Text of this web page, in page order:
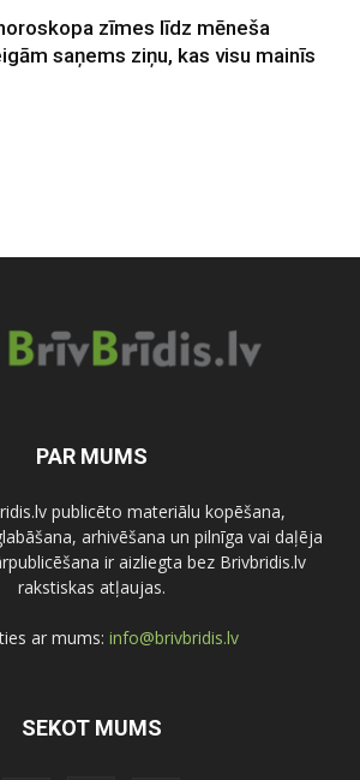
zīmes līdz mēneša
saņems ziņu, kas visu mainīs
PAR MUMS
publicēto materiālu kopēšana,
arhivēšana un pilnīga vai daļēja
ir aizliegta bez Brivbridis.lv
rakstiskas atļaujas.
ar mums: info@brivbridis.lv
SEKOT MUMS